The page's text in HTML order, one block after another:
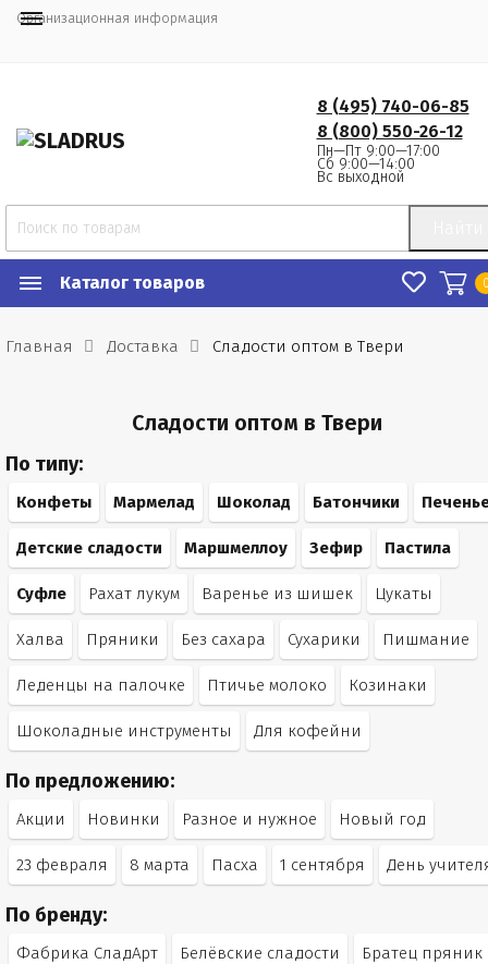
Организационная информация
8 (495) 740-06-85
8 (800) 550-26-12
Пн—Пт 9:00—17:00
Сб 9:00—14:00
Вс выходной
Каталог товаров
Главная Доставка Сладости оптом в Твери
Сладости оптом в Твери
По типу:
Конфеты Мармелад Шоколад Батончики
Детские сладости Маршмеллоу Зефир Пастила
Суфле Рахат лукум Варенье из шишек Цукаты
Халва Пряники Без сахара Сухарики Пишмание
Леденцы на палочке Птичье молоко Козинаки
Шоколадные инструменты Для кофейни
По предложению:
Акции Новинки Разное и нужное Новый год
23 февраля 8 марта Пасха 1 сентября День
По бренду:
Фабрика СладАрт Белёвские сладости Братец пряник